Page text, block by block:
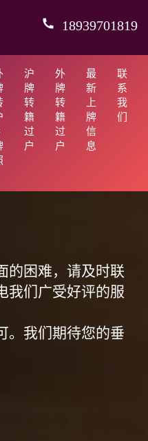
18939701819
沪
牌
转
籍
过
户
外
牌
转
籍
过
户
最
新
上
牌
信
息
联
系
我
们
的困难，请及时联
我们广受好评的服
。我们期待您的垂